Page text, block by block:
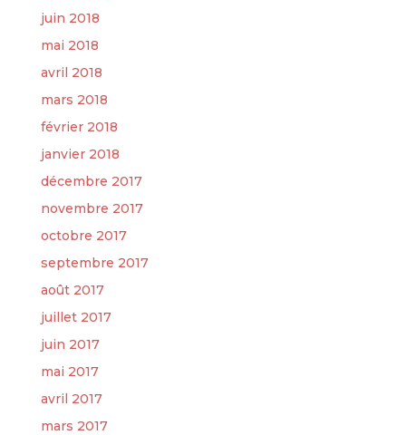
juin 2018
mai 2018
avril 2018
mars 2018
février 2018
janvier 2018
décembre 2017
novembre 2017
octobre 2017
septembre 2017
août 2017
juillet 2017
juin 2017
mai 2017
avril 2017
mars 2017